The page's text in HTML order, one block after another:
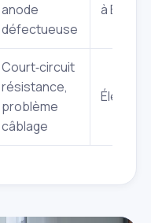
anode
défectueuse
à Élevée
Court‑circuit
résistance,
problème
câblage
Élevée